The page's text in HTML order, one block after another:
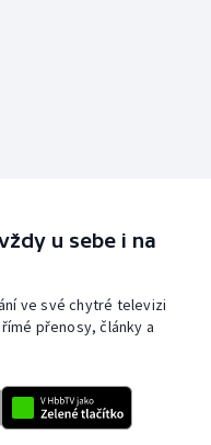
u sebe i na
ve své chytré televizi
přenosy, články a